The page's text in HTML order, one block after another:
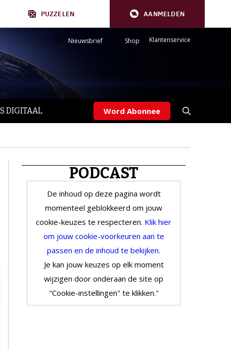
PUZZELEN AANMELDEN
Nieuwsbrief Shop Klantenservice
DIGITAAL Word Abonnee
PODCAST
De inhoud op deze pagina wordt
momenteel geblokkeerd om jouw
cookie-keuzes te respecteren. Klik hier
om jouw cookie-voorkeuren aan te
passen en de inhoud te bekijken.
Je kan jouw keuzes op elk moment
wijzigen door onderaan de site op
"Cookie-instellingen" te klikken."